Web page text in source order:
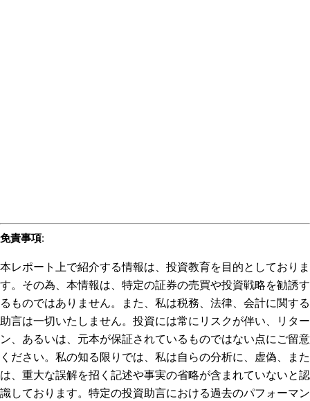
免責事項:
本レポート上で紹介する情報は、投資教育を目的としておりま
す。その為、本情報は、特定の証券の売買や投資戦略を勧誘す
るものではありません。また、私は税務、法律、会計に関する
助言は一切いたしません。投資には常にリスクが伴い、リター
ン、あるいは、元本が保証されているものではない点にご留意
ください。私の知る限りでは、私は自らの分析に、虚偽、また
は、重大な誤解を招く記述や事実の省略が含まれていないと認
識しております。特定の投資助言における過去のパフォーマン